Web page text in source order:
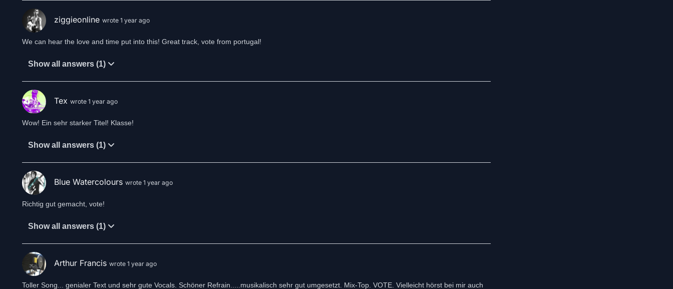
ziggieonline wrote 1 year ago
We can hear the love and time put into this! Great track, vote from portugal!
Show all answers (1)
Tex wrote 1 year ago
Wow! Ein sehr starker Titel! Klasse!
Show all answers (1)
Blue Watercolours wrote 1 year ago
Richtig gut gemacht, vote!
Show all answers (1)
Arthur Francis wrote 1 year ago
Toller Song... genialer Text und sehr gute Vocals. Schöner Refrain.....musikalisch sehr gut umgesetzt. Mix-Top. VOTE. Vielleicht hörst bei mir auch